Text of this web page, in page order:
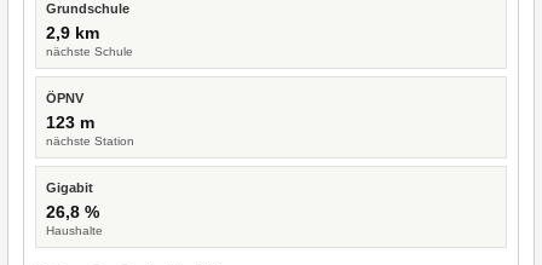
Grundschule
2,9 km
nächste Schule
ÖPNV
123 m
nächste Station
Gigabit
26,8 %
Haushalte